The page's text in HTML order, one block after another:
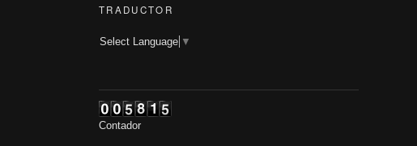
TRADUCTOR
Select Language ▼
Contador